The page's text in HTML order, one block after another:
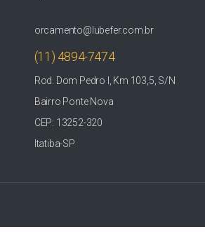
orcamento@lubefer.com.br
(11) 4894-7474
Rod. Dom Pedro I, Km 103,5, S/N
Bairro Ponte Nova
CEP: 13252-320
Itatiba-SP